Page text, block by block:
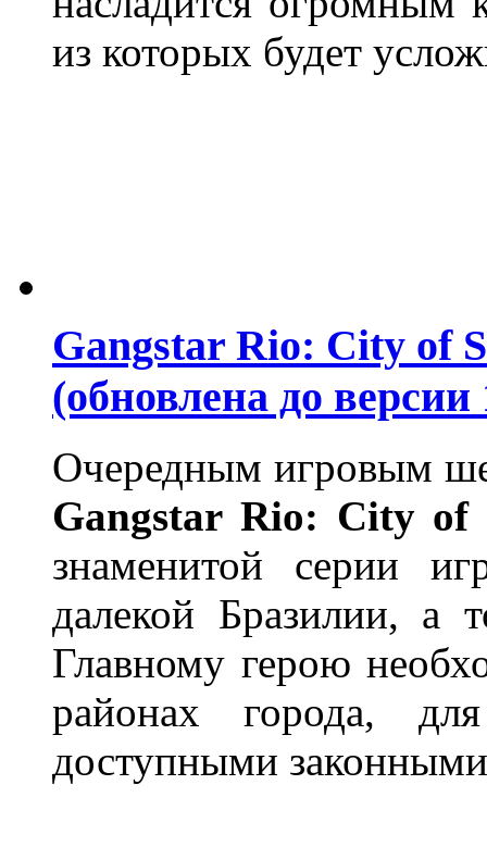
из которых будет
Gangstar Rio: City of
(обновлена до версии
Очередным игровым
Gangstar Rio: City of
знаменитой серии
далекой Бразилии, а
Главному герою
районах города,
доступными